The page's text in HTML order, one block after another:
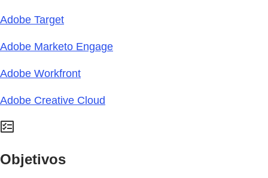
Adobe Target
Adobe Marketo Engage
Adobe Workfront
Adobe Creative Cloud
Objetivos